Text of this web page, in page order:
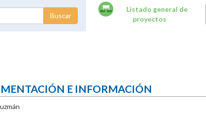
Listado general de
proyectos
E INFORMACIÓN